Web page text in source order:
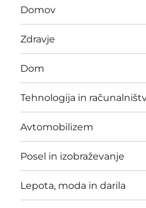
Domov
Zdravje
Dom
Tehnologija in
Avtomobilizem
Posel in izobraževanje
Lepota, moda in darila